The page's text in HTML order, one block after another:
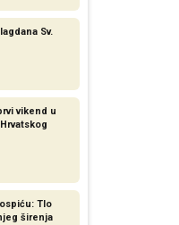
Sv.
vikend u
Tlo
širenja